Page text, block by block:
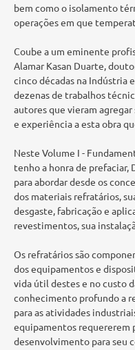
bem como o isolamento
operações em que
Coube a um eminente
Alamar Kasan Duarte,
cinco décadas na Indústria
dezenas de trabalhos
autores que vieram
e experiência a esta obra
Neste Volume I -
tenho a honra de prefaciar,
para abordar desde os
dos materiais refratários,
desgaste, fabricação e
revestimentos, sua
Os refratários são
dos equipamentos e
vida útil destes e no custo
conhecimento profundo a
para as atividades
equipamentos requererem
desenvolvimento para seu